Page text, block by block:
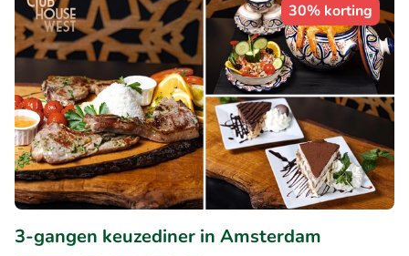
30% korting
3-gangen keuzediner in Amsterdam